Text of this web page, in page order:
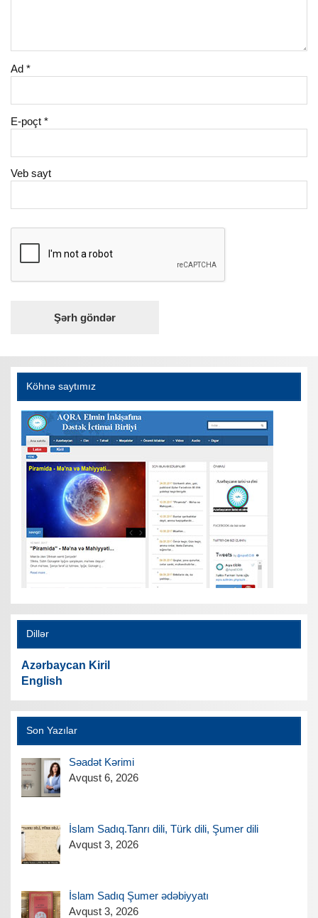
Ad*
E-poçt*
Veb sayt
Köhnə saytımız
Dillər
Azərbaycan Kiril
English
Son Yazılar
Səadət Kərimi
Avqust 6, 2026
İslam Sadıq.Tanrı dili, Türk dili, Şumer dili
Avqust 3, 2026
İslam Sadıq Şumer ədəbiyyatı
Avqust 3, 2026